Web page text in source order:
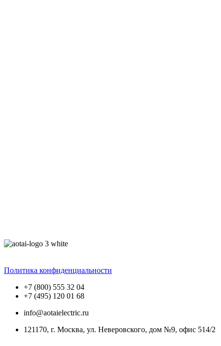
Политика конфиденциальности
+7 (800) 555 32 04
+7 (495) 120 01 68
info@aotaielectric.ru
121170, г. Москва, ул. Неверовского, дом №9, офис 514/2